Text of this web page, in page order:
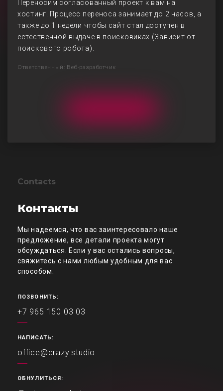
Переносим согласованный проект к вам на
хостинг. Процесс переноса занимает до 2 часов, а
также до 1 недели чтобы сайт стал доступен в
естественной выдаче в поисковиках (Зависит от
поискового робота).
Ответственный: Веб-разработчик
Contacts
Контакты
Мы надеемся, что вас заинтересовало наше
предложение, все детали проекта могут
обсуждаться. Если у вас остались вопросы,
свяжитесь с нами любым удобным для вас
способом.
ПОЗВОНИТЬ:
+7 965 150 03 03
НАПИСАТЬ:
office@crazy.studio
ОБНУЛИТЬСЯ: